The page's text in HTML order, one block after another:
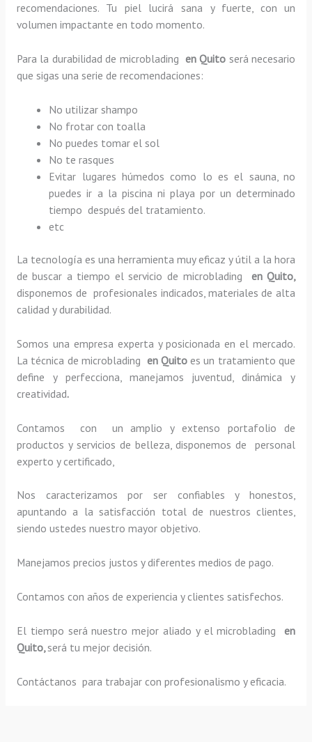
recomendaciones. Tu piel lucirá sana y fuerte, con un
volumen impactante en todo momento.
Para la durabilidad de microblading en Quito será necesario
que sigas una serie de recomendaciones:
No utilizar shampo
No frotar con toalla
No puedes tomar el sol
No te rasques
Evitar lugares húmedos como lo es el sauna, no
puedes ir a la piscina ni playa por un determinado
tiempo después del tratamiento.
etc
La tecnología es una herramienta muy eficaz y útil a la hora
de buscar a tiempo el servicio de microblading en Quito,
disponemos de profesionales indicados, materiales de alta
calidad y durabilidad.
Somos una empresa experta y posicionada en el mercado.
La técnica de microblading en Quito es un tratamiento que
define y perfecciona, manejamos juventud, dinámica y
creatividad.
Contamos con un amplio y extenso portafolio de
productos y servicios de belleza, disponemos de personal
experto y certificado,
Nos caracterizamos por ser confiables y honestos,
apuntando a la satisfacción total de nuestros clientes,
siendo ustedes nuestro mayor objetivo.
Manejamos precios justos y diferentes medios de pago.
Contamos con años de experiencia y clientes satisfechos.
El tiempo será nuestro mejor aliado y elmicroblading en
Quito, será tu mejor decisión.
Contáctanos para trabajar con profesionalismo y eficacia.